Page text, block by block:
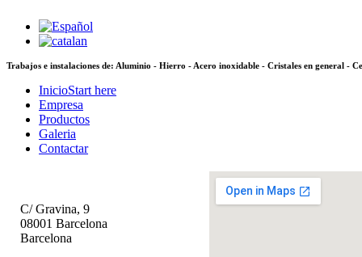
Trabajos e instalaciones de: Aluminio - Hierro - Acero inoxidable - Cristales en general -
InicioStart here
Empresa
Productos
Galeria
Contactar
C/ Gravina, 9
08001 Barcelona
Barcelona